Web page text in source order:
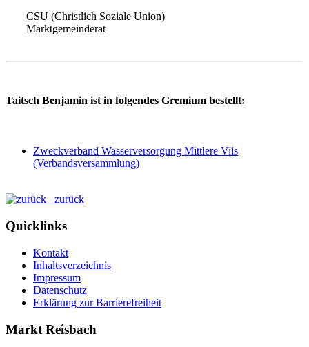
CSU (Christlich Soziale Union)
Marktgemeinderat
Taitsch Benjamin ist in folgendes Gremium bestellt:
Zweckverband Wasserversorgung Mittlere Vils
(Verbandsversammlung)
zurück
Quicklinks
Kontakt
Inhaltsverzeichnis
Impressum
Datenschutz
Erklärung zur Barrierefreiheit
Markt Reisbach